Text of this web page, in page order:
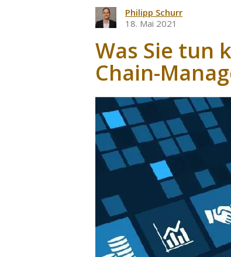
Philipp Schurr
18. Mai 2021
Was Sie tun
Chain-